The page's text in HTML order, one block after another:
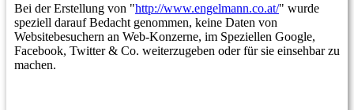
Bei der Erstellung von "http://www.engelmann.co.at/" wurde
speziell darauf Bedacht genommen, keine Daten von
Websitebesuchern an Web-Konzerne, im Speziellen Google,
Facebook, Twitter & Co. weiterzugeben oder für sie einsehbar zu
machen.